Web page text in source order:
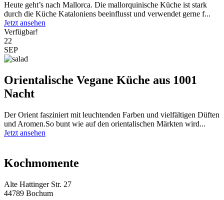
Heute geht’s nach Mallorca. Die mallorquinische Küche ist stark
durch die Küche Kataloniens beeinflusst und verwendet gerne f...
Jetzt ansehen
Verfügbar!
22
SEP
Orientalische Vegane Küche aus 1001
Nacht
Der Orient fasziniert mit leuchtenden Farben und vielfältigen Düften
und Aromen.So bunt wie auf den orientalischen Märkten wird...
Jetzt ansehen
Kochmomente
Alte Hattinger Str. 27
44789 Bochum